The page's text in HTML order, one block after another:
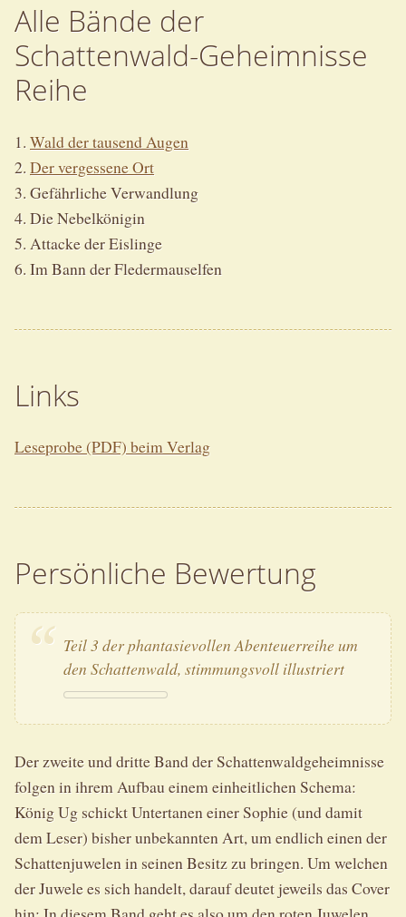
Alle Bände der
Schattenwald-Geheimnisse
Reihe
1.Wald der tausend Augen
2.Der vergessene Ort
3. Gefährliche Verwandlung
4. Die Nebelkönigin
5. Attacke der Eislinge
6. Im Bann der Fledermauselfen
Links
Leseprobe (PDF) beim Verlag
Persönliche Bewertung
Teil 3 der phantasievollen Abenteuerreihe um
den Schattenwald, stimmungsvoll illustriert
Der zweite und dritte Band der Schattenwaldgeheimnisse
folgen in ihrem Aufbau einem einheitlichen Schema:
König Ug schickt Untertanen einer Sophie (und damit
dem Leser) bisher unbekannten Art, um endlich einen der
Schattenjuwelen in seinen Besitz zu bringen. Um welchen
der Juwele es sich handelt, darauf deutet jeweils das Cover